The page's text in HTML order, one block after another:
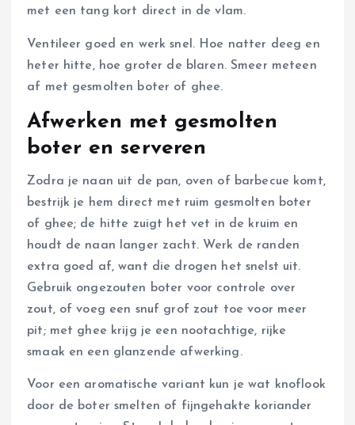
met een tang kort direct in de vlam.
Ventileer goed en werk snel. Hoe natter deeg en
heter hitte, hoe groter de blaren. Smeer meteen
af met gesmolten boter of ghee.
Afwerken met gesmolten
boter en serveren
Zodra je naan uit de pan, oven of barbecue komt,
bestrijk je hem direct met ruim gesmolten boter
of ghee; de hitte zuigt het vet in de kruim en
houdt de naan langer zacht. Werk de randen
extra goed af, want die drogen het snelst uit.
Gebruik ongezouten boter voor controle over
zout, of voeg een snuf grof zout toe voor meer
pit; met ghee krijg je een nootachtige, rijke
smaak en een glanzende afwerking.
Voor een aromatische variant kun je wat knoflook
door de boter smelten of fijngehakte koriander